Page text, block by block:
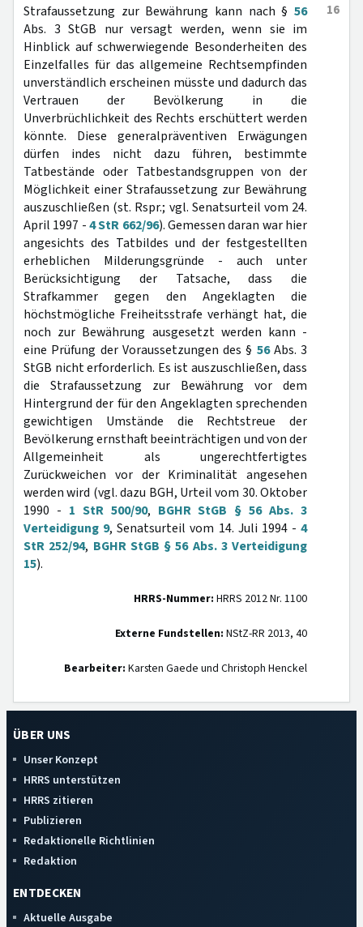
16
Strafaussetzung zur Bewährung kann nach § 56
Abs. 3 StGB nur versagt werden, wenn sie im
Hinblick auf schwerwiegende Besonderheiten des
Einzelfalles für das allgemeine Rechtsempfinden
unverständlich erscheinen müsste und dadurch das
Vertrauen der Bevölkerung in die
Unverbrüchlichkeit des Rechts erschüttert werden
könnte. Diese generalpräventiven Erwägungen
dürfen indes nicht dazu führen, bestimmte
Tatbestände oder Tatbestandsgruppen von der
Möglichkeit einer Strafaussetzung zur Bewährung
auszuschließen (st. Rspr.; vgl. Senatsurteil vom 24.
April 1997 -4 StR 662/96). Gemessen daran war hier
angesichts des Tatbildes und der festgestellten
erheblichen Milderungsgründe - auch unter
Berücksichtigung der Tatsache, dass die
Strafkammer gegen den Angeklagten die
höchstmögliche Freiheitsstrafe verhängt hat, die
noch zur Bewährung ausgesetzt werden kann -
eine Prüfung der Voraussetzungen des § 56Abs. 3
StGB nicht erforderlich. Es ist auszuschließen, dass
die Strafaussetzung zur Bewährung vor dem
Hintergrund der für den Angeklagten sprechenden
gewichtigen Umstände die Rechtstreue der
Bevölkerung ernsthaft beeinträchtigen und von der
Allgemeinheit als ungerechtfertigtes
Zurückweichen vor der Kriminalität angesehen
werden wird (vgl. dazu BGH, Urteil vom 30. Oktober
1990 - 1 StR 500/90, BGHR StGB § 56 Abs. 3
Verteidigung 9, Senatsurteil vom 14. Juli 1994 - 4
StR 252/94, BGHR StGB § 56 Abs. 3 Verteidigung
15).
HRRS-Nummer: HRRS 2012 Nr. 1100
Externe Fundstellen: NStZ-RR 2013, 40
Bearbeiter: Karsten Gaede und Christoph Henckel
ÜBER UNS
Unser Konzept
HRRS unterstützen
HRRS zitieren
Publizieren
Redaktionelle Richtlinien
Redaktion
ENTDECKEN
Aktuelle Ausgabe